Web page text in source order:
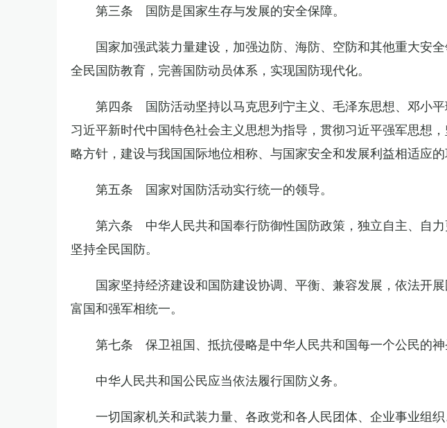
第三条 国防是国家生存与发展的安全保障。
国家加强武装力量建设，加强边防、海防、空防和其他重大安
全民国防教育，完善国防动员体系，实现国防现代化。
第四条 国防活动坚持以马克思列宁主义、毛泽东思想、邓小平
习近平新时代中国特色社会主义思想为指导，贯彻习近平强军思想
略方针，建设与我国国际地位相称、与国家安全和发展利益相适应的
第五条 国家对国防活动实行统一的领导。
第六条 中华人民共和国奉行防御性国防政策，独立自主、自力
坚持全民国防。
国家坚持经济建设和国防建设协调、平衡、兼容发展，依法开
富国和强军相统一。
第七条 保卫祖国、抵抗侵略是中华人民共和国每一个公民的神
中华人民共和国公民应当依法履行国防义务。
一切国家机关和武装力量、各政党和各人民团体、企业事业组